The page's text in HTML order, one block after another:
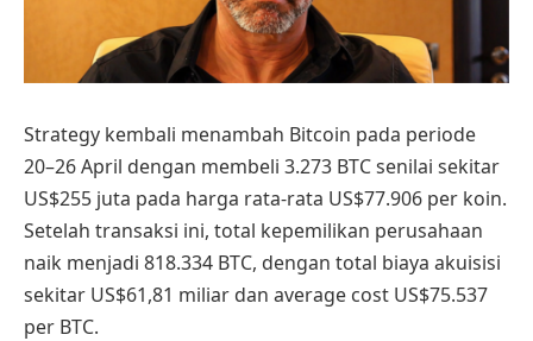
Strategy kembali menambah Bitcoin pada periode
20–26 April dengan membeli 3.273 BTC senilai sekitar
US$255 juta pada harga rata-rata US$77.906 per koin.
Setelah transaksi ini, total kepemilikan perusahaan
naik menjadi 818.334 BTC, dengan total biaya akuisisi
sekitar US$61,81 miliar dan average cost US$75.537
per BTC.